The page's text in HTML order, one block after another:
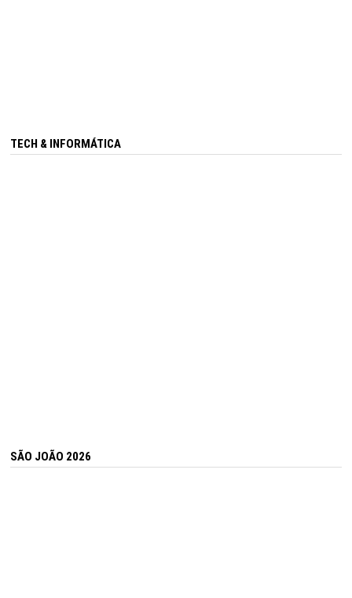
TECH & INFORMÁTICA
SÃO JOÃO 2026